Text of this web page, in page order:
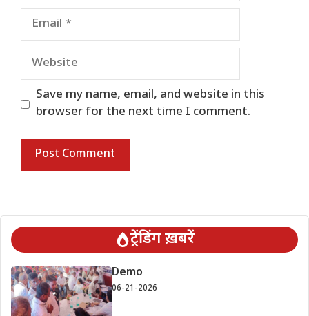
Email
Website
Save my name, email, and website in this
browser for the next time I comment.
ट्रेंडिंग ख़बरें
Demo
06-21-2026